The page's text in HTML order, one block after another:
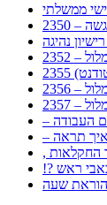
ממשלתי
ראש
הוראת שעה